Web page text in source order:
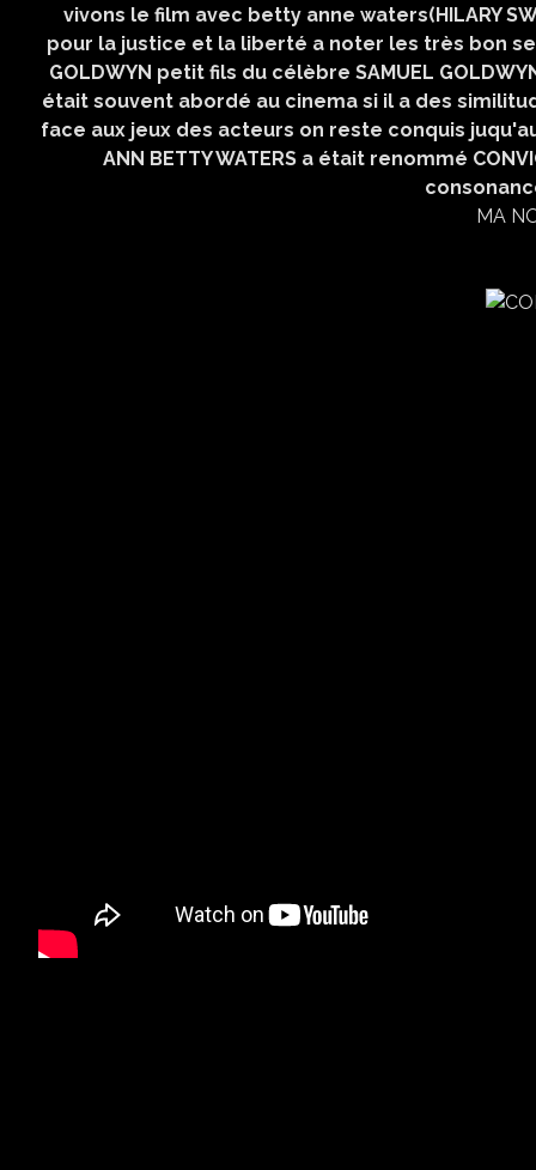
vivons le film avec betty anne waters(HILARY
pour la justice et la liberté a noter les très bon
GOLDWYN petit fils du célèbre SAMUEL
était souvent abordé au cinema si il a des
face aux jeux des acteurs on reste conquis
ANN BETTY WATERS a était renommé
MA